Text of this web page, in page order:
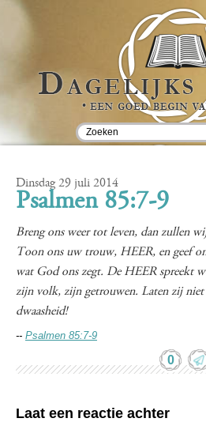
Dinsdag 29 juli 2014
Psalmen 85:7-9
Breng ons weer tot leven, dan zullen
Toon ons uw trouw, HEER, en geef
wat God ons zegt. De HEER spreekt
zijn volk, zijn getrouwen. Laten zij niet
dwaasheid!
-- Psalmen 85:7-9
0
Laat een reactie achter